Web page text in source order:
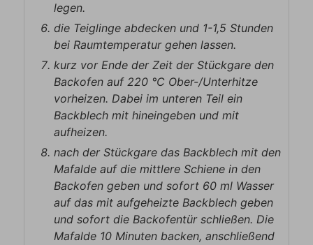
legen.
die Teiglinge abdecken und 1-1,5 Stunden
bei Raumtemperatur gehen lassen.
kurz vor Ende der Zeit der Stückgare den
Backofen auf 220 °C Ober-/Unterhitze
vorheizen. Dabei im unteren Teil ein
Backblech mit hineingeben und mit
aufheizen.
nach der Stückgare das Backblech mit den
Mafalde auf die mittlere Schiene in den
Backofen geben und sofort 60 ml Wasser
auf das mit aufgeheizte Backblech geben
und sofort die Backofentür schließen. Die
Mafalde 10 Minuten backen, anschließend